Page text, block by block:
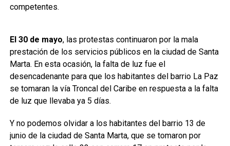
competentes.
El 30 de mayo, las protestas continuaron por la mala
prestación de los servicios públicos en la ciudad de Santa
Marta. En esta ocasión, la falta de luz fue el
desencadenante para que los habitantes del barrio La Paz
se tomaran la vía Troncal del Caribe en respuesta a la falta
de luz que llevaba ya 5 días.
Y no podemos olvidar a los habitantes del barrio 13 de
junio de la ciudad de Santa Marta, que se tomaron por